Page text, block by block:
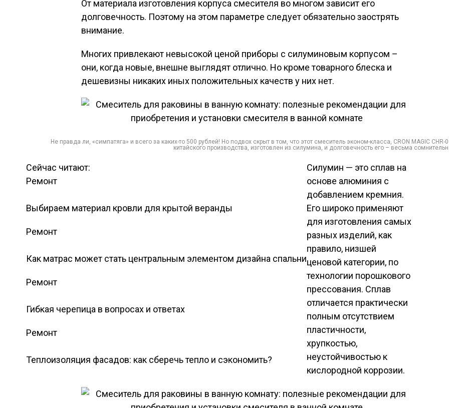
От материала изготовления корпуса смесителя во многом зависит его
долговечность. Поэтому на этом параметре следует обязательно заострять
внимание.
Многих привлекают невысокой ценой приборы с силуминовым корпусом –
они, когда новые, внешне выглядят отлично. Но кроме товарного блеска и
дешевизны никаких иных положительных качеств у них нет.
Не правда ли, «симпатяга» и всего за каких-то 500 рублей! Но подвох скрыт в том, что этот смеситель эконом-класса, CRON MAGIC CHR-
китайского производства, изготовлен из силумина, и долговечность его – весьма
Сейчас читают:
Ремонт
Выбираем материал кровли для крытой веранды
Ремонт
Как матрас может стать центральным элементом дизайна спальни
Ремонт
Гибкая черепица в вопросах и ответах
Ремонт
Теплоизоляция фасадов: как сберечь тепло и сэкономить?
Силумин — это сплав на
основе алюминия с
добавлением кремния.
Его широко применяют
для изготовления самых
разных изделий, как
правило, низшей
ценовой категории, по
технологии порошкового
прессования. Сплав
отличается практически
полным отсутствием
пластичности,
хрупкостью,
неустойчивостью к
кислородной коррозии.